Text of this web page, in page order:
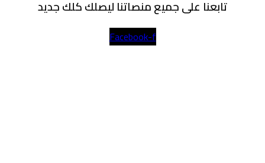
تابعنا على جميع منصاتنا ليصلك كلك جديد
Facebook-f